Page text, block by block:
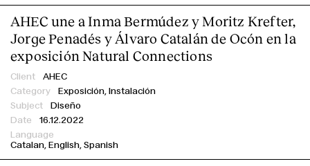
Clientes
AHEC une a Inma Bermúdez y Moritz Krefter,
Jorge Penadés y Álvaro Catalán de Ocón en la
exposición Natural Connections
AHEC
Exposición, Instalación
Diseño
16.12.2022
Catalan English Spanish